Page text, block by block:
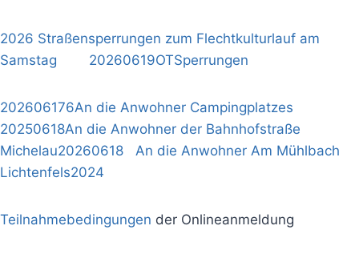
2026 Straßensperrungen zum Flechtkulturlauf am
Samstag
20260619OTSperrungen
202606176An die Anwohner Campingplatzes
20250618An die Anwohner der Bahnhofstraße
Michelau20260618 An die Anwohner Am Mühlbach
Lichtenfels2024
Teilnahmebedingungen der Onlineanmeldung